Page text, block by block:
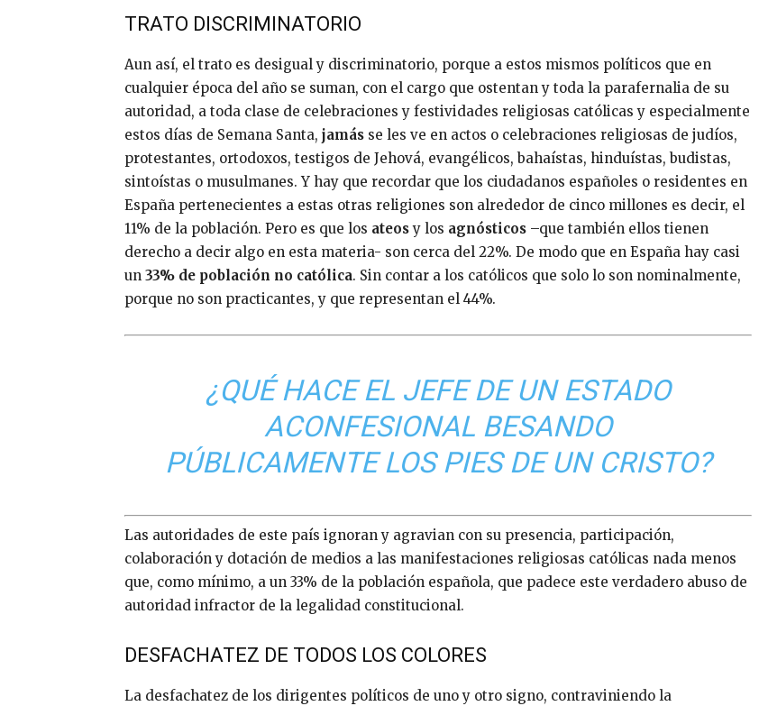
TRATO DISCRIMINATORIO
Aun así, el trato es desigual y discriminatorio, porque a estos mismos políticos que en
cualquier época del año se suman, con el cargo que ostentan y toda la parafernalia de su
autoridad, a toda clase de celebraciones y festividades religiosas católicas y especialmente
estos días de Semana Santa, jamás se les ve en actos o celebraciones religiosas de judíos,
protestantes, ortodoxos, testigos de Jehová, evangélicos, bahaístas, hinduístas, budistas,
sintoístas o musulmanes. Y hay que recordar que los ciudadanos españoles o residentes en
España pertenecientes a estas otras religiones son alrededor de cinco millones es decir, el
11% de la población. Pero es que los ateosy los agnósticos –que también ellos tienen
derecho a decir algo en esta materia- son cerca del 22%. De modo que en España hay casi
un 33% de población no católica. Sin contar a los católicos que solo lo son nominalmente,
porque no son practicantes, y que representan el 44%.
¿QUÉ HACE EL JEFE DE UN ESTADO
ACONFESIONAL BESANDO
PÚBLICAMENTE LOS PIES DE UN CRISTO?
Las autoridades de este país ignoran y agravian con su presencia, participación,
colaboración y dotación de medios a las manifestaciones religiosas católicas nada menos
que, como mínimo, a un 33% de la población española, que padece este verdadero abuso de
autoridad infractor de la legalidad constitucional.
DESFACHATEZ DE TODOS LOS COLORES
La desfachatez de los dirigentes políticos de uno y otro signo, contraviniendo la